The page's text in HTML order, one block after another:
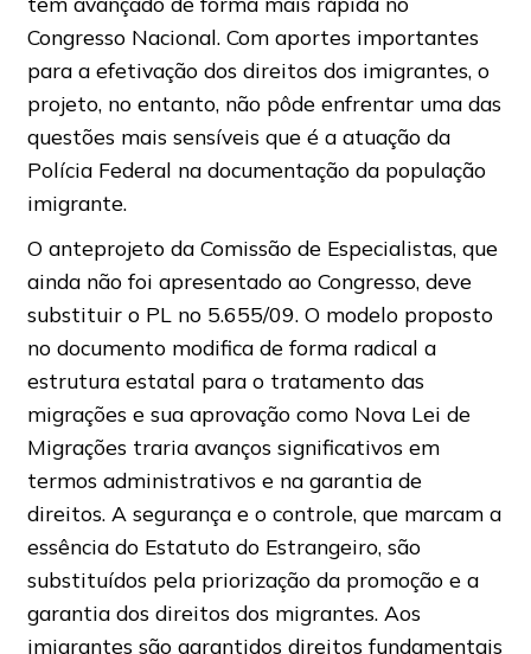
Congresso Nacional. Com aportes importantes
para a efetivação dos direitos dos imigrantes, o
projeto, no entanto, não pôde enfrentar uma das
questões mais sensíveis que é a atuação da
Polícia Federal na documentação da população
imigrante.
O anteprojeto da Comissão de Especialistas, que
ainda não foi apresentado ao Congresso, deve
substituir o PL no 5.655/09. O modelo proposto
no documento modifica de forma radical a
estrutura estatal para o tratamento das
migrações e sua aprovação como Nova Lei de
Migrações traria avanços significativos em
termos administrativos e na garantia de
direitos. A segurança e o controle, que marcam a
essência do Estatuto do Estrangeiro, são
substituídos pela priorização da promoção e a
garantia dos direitos dos migrantes. Aos
imigrantes são garantidos direitos fundamentais